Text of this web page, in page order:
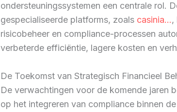
ondersteuningssystemen een centrale rol.
gespecialiseerde platforms, zoals casinia…,
risicobeheer en compliance-processen
verbeterde efficiëntie, lagere kosten en
De Toekomst van Strategisch Financieel
De verwachtingen voor de komende jaren
op het integreren van compliance binnen